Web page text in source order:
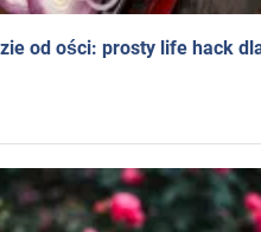
od ości: prosty life hack